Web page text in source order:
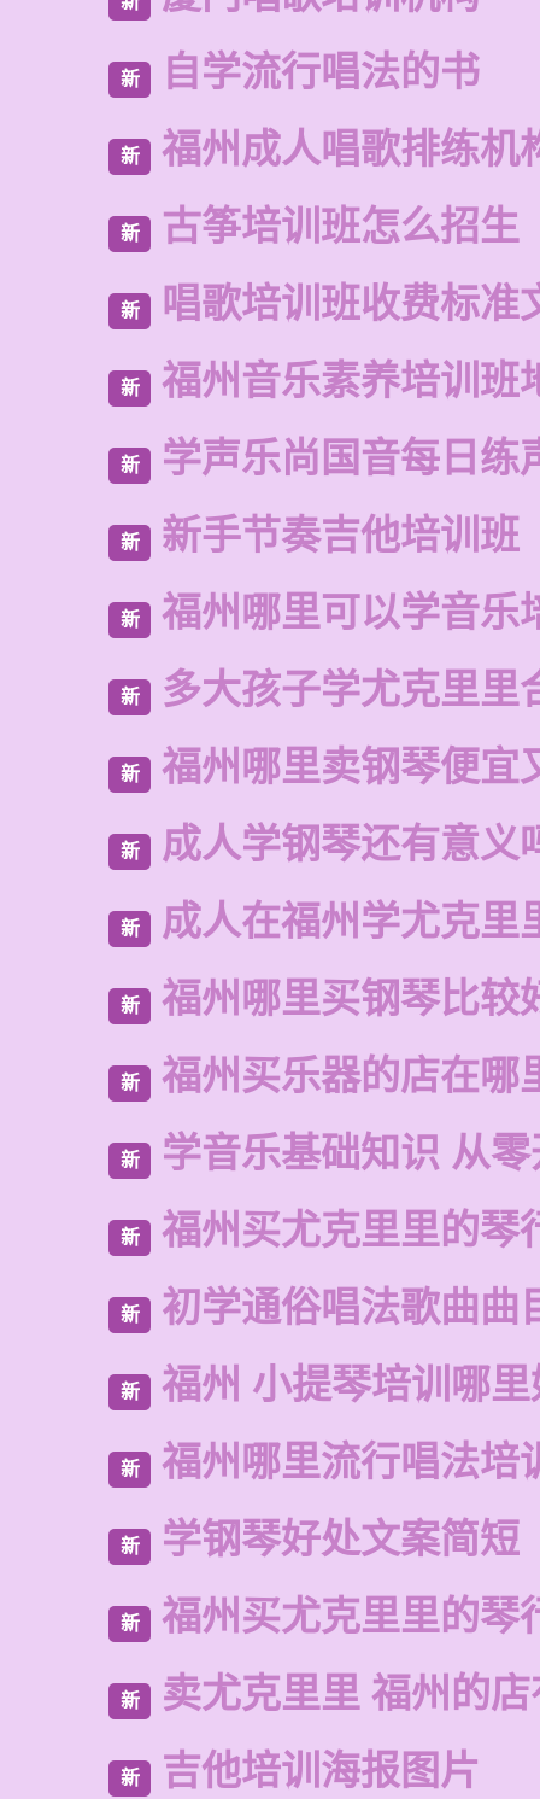
新 自学流行唱法的书
新 福州成人唱歌排练机
新 古筝培训班怎么招生
新 唱歌培训班收费标准
新 福州音乐素养培训班
新 学声乐尚国音每日练
新 新手节奏吉他培训班
新 福州哪里可以学音乐
新 多大孩子学尤克里里
新 福州哪里卖钢琴便宜
新 成人学钢琴还有意义
新 成人在福州学尤克里
新 福州哪里买钢琴比较
新 福州买乐器的店在哪
新 学音乐基础知识 从
新 福州买尤克里里的琴
新 初学通俗唱法歌曲曲
新 福州 小提琴培训哪
新 福州哪里流行唱法培
新 学钢琴好处文案简短
新 福州买尤克里里的琴
新 卖尤克里里 福州的
新 吉他培训海报图片